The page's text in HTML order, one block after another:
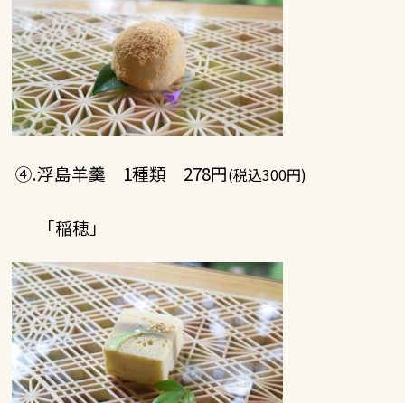
④.浮島羊羹 1種類 278円(税込300円)
「稲穂」